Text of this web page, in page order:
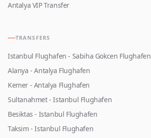
Antalya VIP Transfer
TRANSFERS
Istanbul Flughafen - Sabiha Gokcen Flughafen
Alanya - Antalya Flughafen
Kemer - Antalya Flughafen
Sultanahmet - Istanbul Flughafen
Besiktas - Istanbul Flughafen
Taksim - Istanbul Flughafen